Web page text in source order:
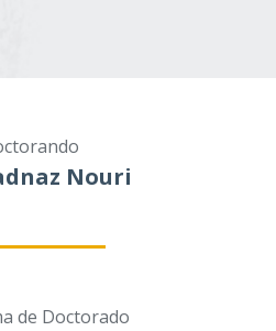
Nouri
de Doctorado